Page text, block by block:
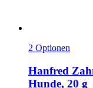
2 Optionen
Hanfred
Hunde, 20 g